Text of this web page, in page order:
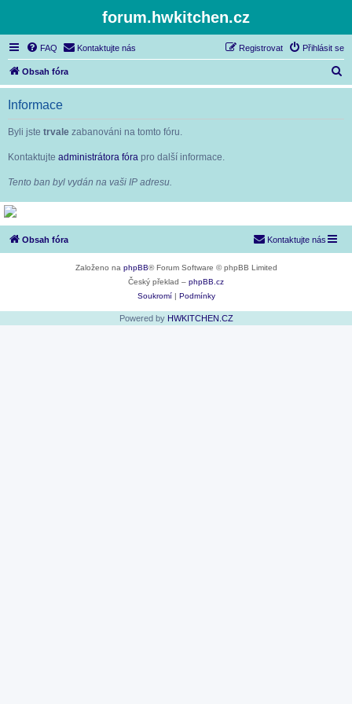
forum.hwkitchen.cz
FAQ Kontaktujte nás Přihlásit se
Registrovat
Obsah fóra
l
Informace
Byli jste trvale zabanováni na tomto fóru.
Kontaktujte administrátora fóra pro další informace.
Tento ban byl vydán na vaši IP adresu.
Obsah fóra Kontaktujte nás
Založeno na phpBB® Forum Software © phpBB Limited
Český překlad – phpBB.cz
Soukromí| Podmínky
Powered by HWKITCHEN.CZ